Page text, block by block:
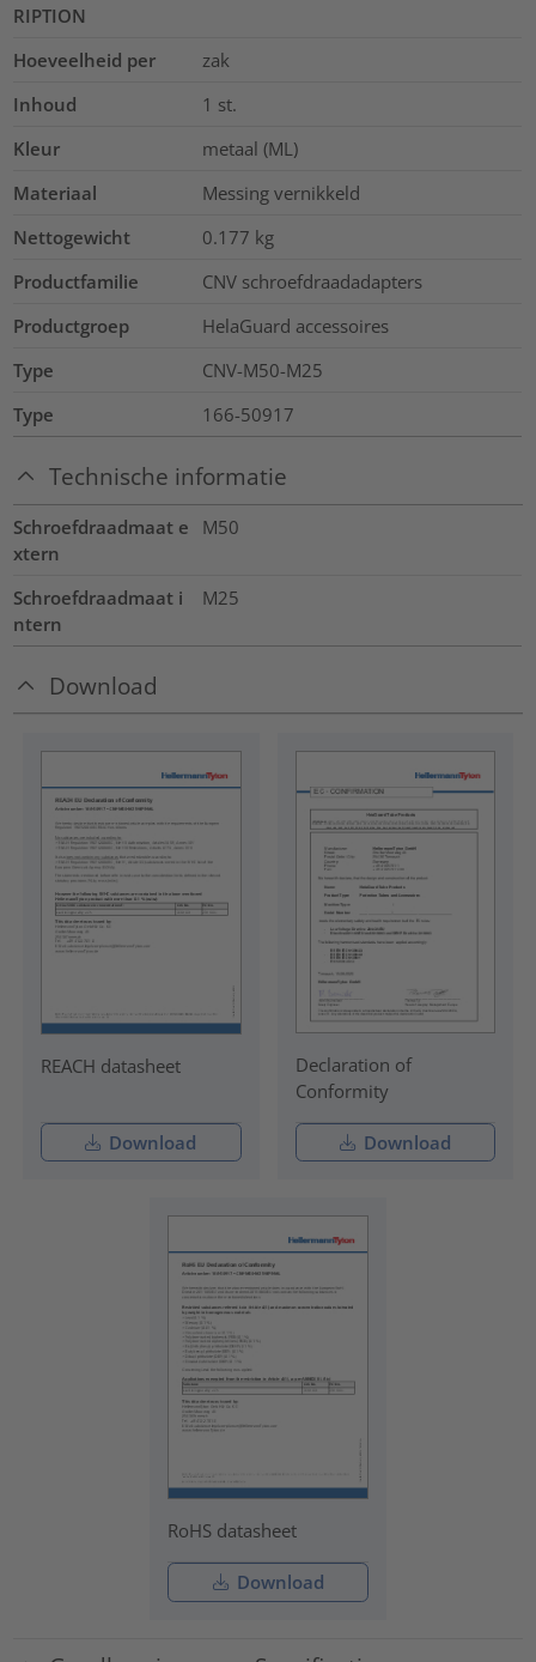
RIPTION
Hoeveelheid per
zak
Inhoud
1 st.
Kleur
metaal (ML)
Materiaal
Messing vernikkeld
Nettogewicht
0.177 kg
Productfamilie
CNV schroefdraadadapters
Productgroep
HelaGuard accessoires
Type
CNV-M50-M25
Type
166-50917
Technische informatie
Schroefdraadmaat e
xtern
M50
Schroefdraadmaat i
ntern
M25
Download
REACH datasheet
Download
Declaration of
Conformity
Download
RoHS datasheet
Download